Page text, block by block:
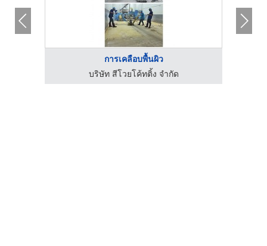
การเคลือบพื้นผิว
บริษัท สีโวยโค้ทติ้ง จำกัด